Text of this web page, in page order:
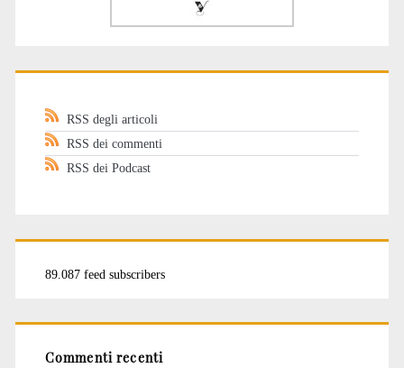
RSS degli articoli
RSS dei commenti
RSS dei Podcast
89.087 feed subscribers
Commenti recenti